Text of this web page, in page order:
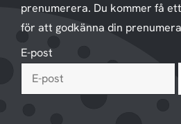
prenumerera. Du kommer få
för att godkänna din
E-post